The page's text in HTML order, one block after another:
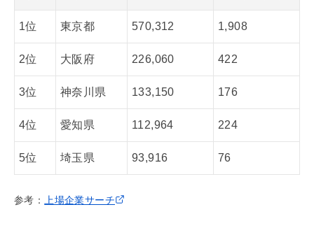
1位 東京都 570,312 1,908
2位 大阪府 226,060 422
3位 神奈川県 133,150 176
4位 愛知県 112,964 224
5位 埼玉県 93,916 76
参考： 上場企業サーチ